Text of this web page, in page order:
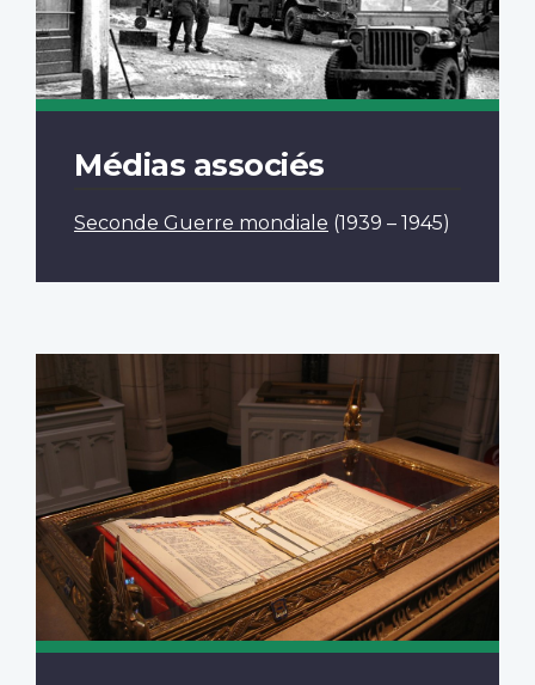
Médias associés
Seconde Guerre mondiale (1939 – 1945)